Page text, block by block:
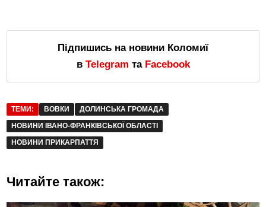
Підпишись на новини Коломиї
в Telegram та Facebook
ТЕМИ: ВОВКИ
ДОЛИНСЬКА ГРОМАДА
НОВИНИ ІВАНО-ФРАНКІВСЬКОЇ ОБЛАСТІ
НОВИНИ ПРИКАРПАТТЯ
Читайте також: